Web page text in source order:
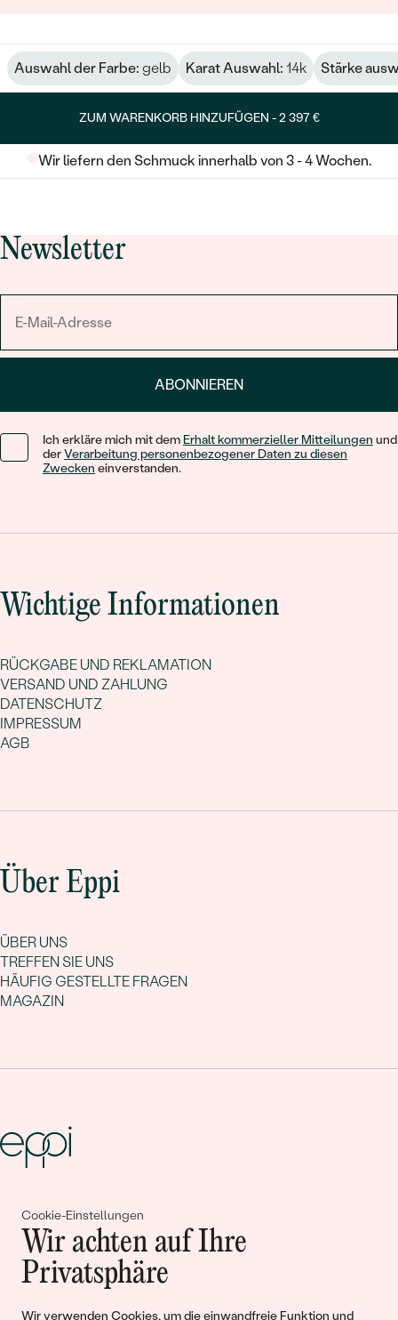
Cookie-Einstellungen
Wir achten auf Ihre
Privatsphäre
Wir verwenden Cookies, um die einwandfreie Funktion und
Auswahl der Farbe: gelb Karat Auswahl: 14k Stärke
ZUM WARENKORB HINZUFÜGEN -2 397 €
Wir liefern den Schmuck innerhalb von 3 - 4 Wochen.
Newsletter
ABONNIEREN
Ich erkläre mich mit dem Erhalt kommerzieller Mitteilungen und
derVerarbeitung personenbezogener Daten zu diesen
Zwecken einverstanden.
Wichtige Informationen
RÜCKGABE UND REKLAMATION
VERSAND UND ZAHLUNG
DATENSCHUTZ
IMPRESSUM
AGB
Über Eppi
ÜBER UNS
TREFFEN SIE UNS
HÄUFIG GESTELLTE FRAGEN
MAGAZIN
Gemeinsam erschaffen wir
Geschichten von Schönheit und
Liebe